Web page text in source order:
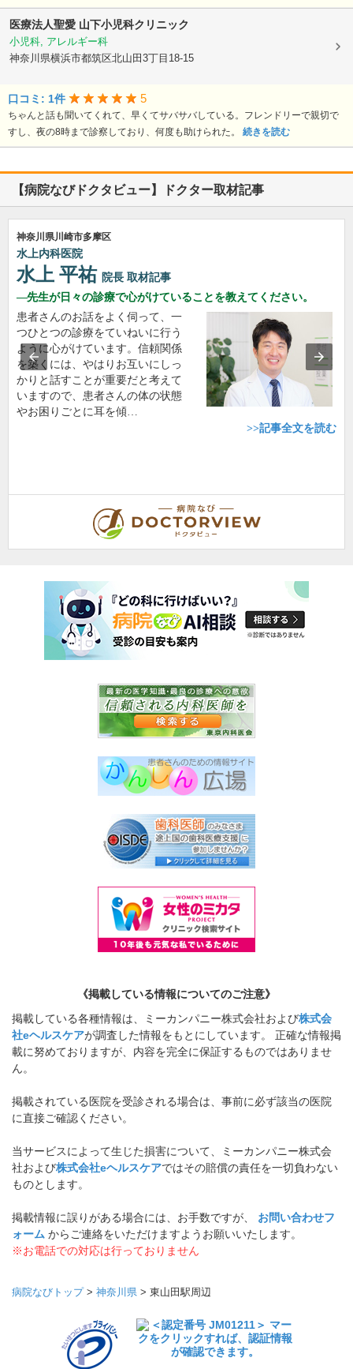
医療法人聖愛 山下小児科クリニック
小児科, アレルギー科
神奈川県横浜市都筑区北山田3丁目18-15
口コミ: 1件 5
ちゃんと話も聞いてくれて、早くてサバサバしている。フレンドリーで親切で
すし、夜の8時まで診察しており、何度も助けられた。 続きを読む
【病院なびドクタビュー】ドクター取材記事
神奈川県川崎市多摩区
水上内科医院
水上 平祐 院長 取材記事
先生が日々の診療で心がけていることを教えてください。
患者さんのお話をよく伺って、一
つひとつの診療をていねいに行う
ように心がけています。信頼関係
を築くには、やはりお互いにしっ
かりと話すことが重要だと考えて
いますので、患者さんの体の状態
やお困りごとに耳を傾…
>>記事全文を読む
《掲載している情報についてのご注意》
掲載している各種情報は、ミーカンパニー株式会社および株式会
社eヘルスケアが調査した情報をもとにしています。 正確な情報掲
載に努めておりますが、内容を完全に保証するものではありませ
ん。
掲載されている医院を受診される場合は、事前に必ず該当の医院
に直接ご確認ください。
当サービスによって生じた損害について、ミーカンパニー株式会
社および株式会社eヘルスケアではその賠償の責任を一切負わない
ものとします。
掲載情報に誤りがある場合には、お手数ですが、 お問い合わせフ
ォーム からご連絡をいただけますようお願いいたします。
※お電話での対応は行っておりません
病院なびトップ> 神奈川県 > 東山田駅周辺